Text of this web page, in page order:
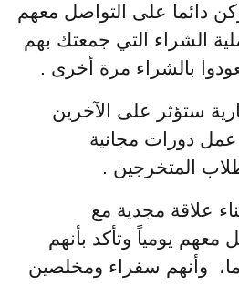
دائما على التواصل معهم
الشراء التي جمعتك بهم
بالشراء مرة أخرى .
ستؤثر على الآخرين
عمل دورات مجانية
المتخرجين .
علاقة مجدية مع
معهم يومياً وتأكد بأنهم
وأنهم سفراء ومخلصين